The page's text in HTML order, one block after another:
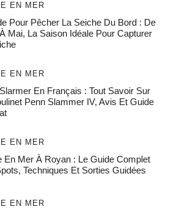
EN MER
Pour Pêcher La Seiche Du Bord : De
Mai, La Saison Idéale Pour Capturer
EN MER
En Français : Tout Savoir Sur
Penn Slammer IV, Avis Et Guide
EN MER
En Mer À Royan : Le Guide Complet
Techniques Et Sorties Guidées
EN MER